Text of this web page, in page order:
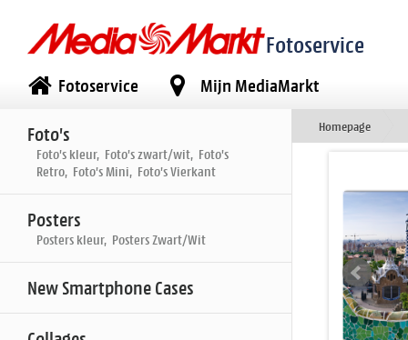
Fotoservice
Fotoservice Mijn MediaMarkt
Foto's
Foto's kleur, Foto's zwart/wit, Foto's
Retro, Foto's Mini, Foto's Vierkant
Posters
Posters kleur, Posters Zwart/Wit
New Smartphone Cases
Homepage